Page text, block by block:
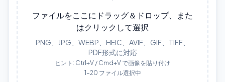
ファイルをここにドラッグ＆ドロップ、また
はクリックして選択
PNG、JPG、WEBP、HEIC、AVIF、GIF、TIFF、
PDF形式に対応
ヒント: Ctrl+V / Cmd+V で画像を貼り付け
1–20 ファイル選択中